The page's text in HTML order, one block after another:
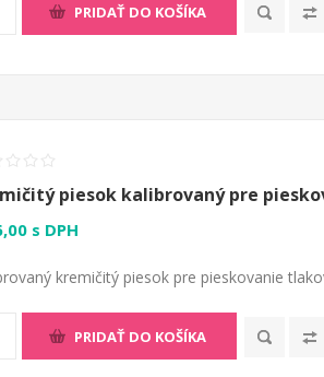
PRIDAŤ DO KOŠÍKA
piesok kalibrovaný pre
s DPH
kremičitý piesok pre pieskovanie
PRIDAŤ DO KOŠÍKA